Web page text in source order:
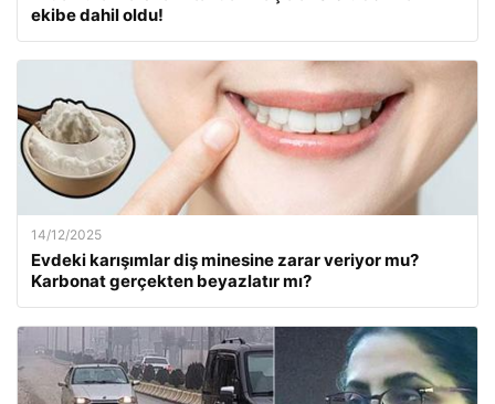
ekibe dahil oldu!
14/12/2025
Evdeki karışımlar diş minesine zarar veriyor mu?
Karbonat gerçekten beyazlatır mı?